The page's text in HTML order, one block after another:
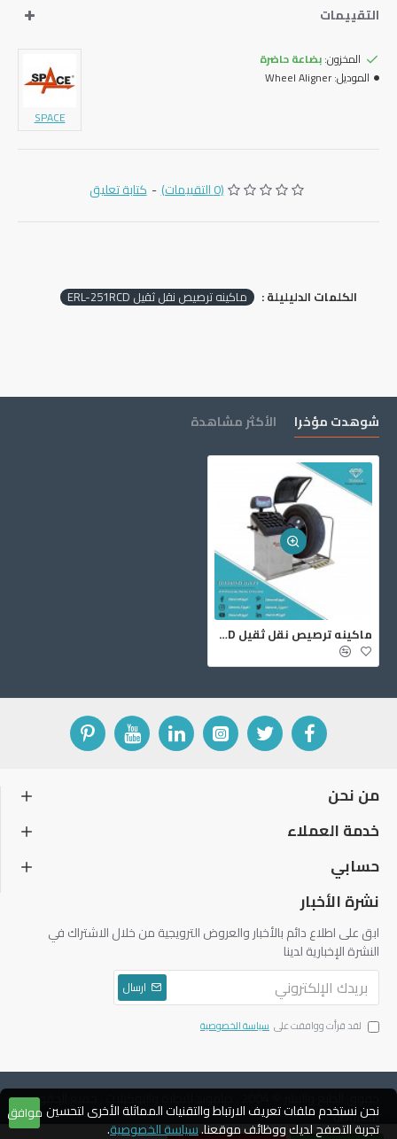
التقييمات
المخزون:بضاعة حاضرة
الموديل:Wheel Aligner
SPACE
(0 التقييمات) - كتابة تعليق
الكلمات الدليليلة : ماكينه ترصيص نقل ثقيل ERL-251RCD
شوهدت مؤخرا الأكثر مشاهدة
ماكينه ترصيص نقل ثقيل ERL-251RCD
من نحن
خدمة العملاء
حسابي
نشرة الأخبار
ابق على اطلاع دائم بالأخبار والعروض الترويجية من خلال الاشتراك في
النشرة الإخبارية لدينا
ارسال
لقد قرأت ووافقت على سياسة الخصوصية
حقوق الطبع والنشر © 2004 ، دياموند للتجارة والتوكيلات ، جميع الحقوق
محفوظة
موافق نحن نستخدم ملفات تعريف الارتباط والتقنيات المماثلة الأخرى لتحسين
تجربة التصفح لديك ووظائف موقعنا.سياسة الخصوصية.